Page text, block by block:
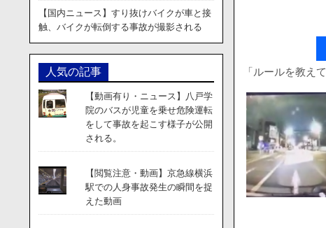
「ルールを教え
【国内ニュース】すり抜けバイクが車と接
触、バイクが転倒する事故が撮影される
人気の記事
【動画有り・ニュース】八戸学
院のバスが児童を乗せ危険運転
をして事故を起こす様子が公開
される。
【閲覧注意・動画】京急線横浜
駅での人身事故発生の瞬間を捉
えた動画